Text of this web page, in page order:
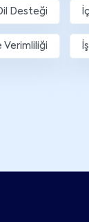
Desteği
Verimliliği